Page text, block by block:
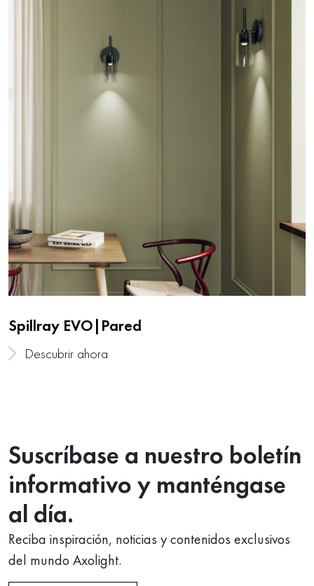
Spillray EVO|Pared
Descubrir ahora
Suscríbase a nuestro boletín
informativo y manténgase
al día.
Reciba inspiración, noticias y contenidos exclusivos
del mundo Axolight.